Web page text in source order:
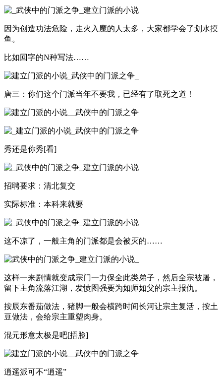
因为创造功法危险，走火入魔的人太多，大家都学会了划水摸
鱼。
比如回字的N种写法……
唐三：你们这个门派当年不要我，已经有了取死之道！
秀还是你秀[看]
招聘要求：清北复交
实际标准：本科来就要
这不凉了，一般主角的门派都是会被灭的……
这样一来剧情就变成宗门一力保全此类弟子，然后全宗被屠，
留下主角流落江湖，发愤图强要为如师如父的宗主报仇。
按辰东番茄做法，猪脚一般会横跨时间长河让宗主复活，按土
豆做法，会给宗主重塑肉身。
混元形意太极是吧[捂脸]
逍遥派可不“逍遥”